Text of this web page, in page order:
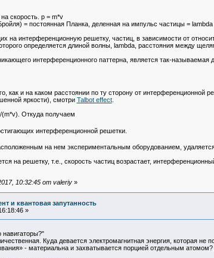
скорость. p = m*v
= постоянная Планка, деленная на импульс частицы = lambda
на интерференционную решетку, частиц, в зависимости от
определяется длиной волны, lambda, расстояния между
интерференционного паттерна, является так-называемая
как и на каком расстоянии по ту сторону от
яркости), смотри Talbot effect.
(m*v). Откуда получаем
интерференционной решетки.
на нем экспериментальным оборудованием,
на решетку, т.е., скорость частиц возрастает,
10:32:45 от valeriy»
и квантовая запутанность
»
навигаторы?"
Куда девается электромагнитная энергия, которая
- материальна и захватывается порцией отдельным